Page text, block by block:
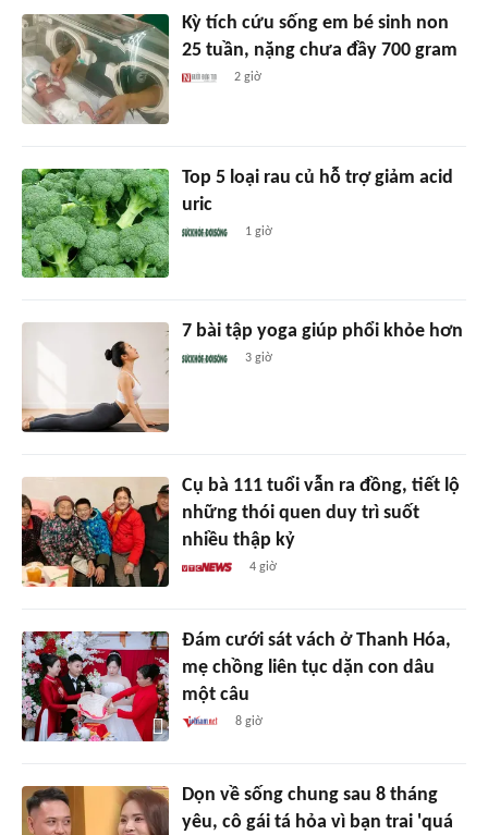
Kỳ tích cứu sống em bé sinh non
25 tuần, nặng chưa đầy 700 gram
2 giờ
Top 5 loại rau củ hỗ trợ giảm acid
uric
1 giờ
7 bài tập yoga giúp phổi khỏe hơn
3 giờ
Cụ bà 111 tuổi vẫn ra đồng, tiết lộ
những thói quen duy trì suốt
nhiều thập kỷ
4 giờ
Đám cưới sát vách ở Thanh Hóa,
mẹ chồng liên tục dặn con dâu
một câu
8 giờ
Dọn về sống chung sau 8 tháng
yêu, cô gái tá hỏa vì bạn trai 'quá